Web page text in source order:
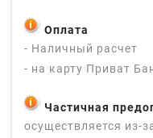
Оплата
- Наличный расчет
- на карту Приват
Частичная
осуществляется из-